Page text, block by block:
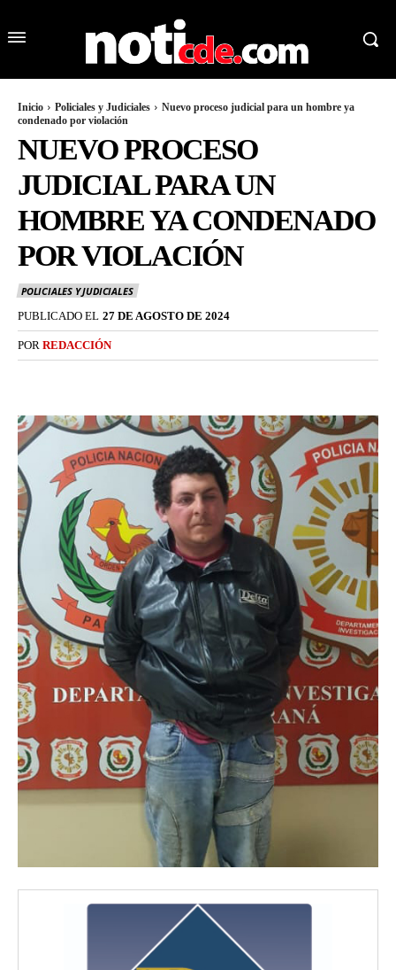
Inicio Policiales y Judiciales
Nuevo proceso judicial para un hombre ya
condenado por violación
NUEVO PROCESO
JUDICIAL PARA UN
HOMBRE YA CONDENADO
POR VIOLACIÓN
POLICIALES Y JUDICIALES
PUBLICADO EL 27 DE AGOSTO DE 2024
POR REDACCIÓN